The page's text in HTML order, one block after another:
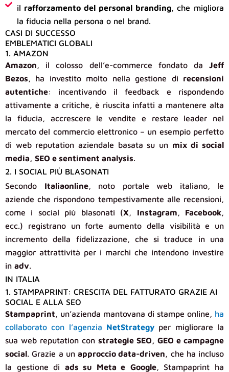
il rafforzamento del personal branding, che migliora
la fiducia nella persona o nel brand.
CASI DI SUCCESSO
EMBLEMATICI GLOBALI
1. AMAZON
Amazon, il colosso dell’e-commerce fondato da Jeff
Bezos, ha investito molto nella gestione di recensioni
autentiche: incentivando il feedback e rispondendo
attivamente a critiche, è riuscita infatti a mantenere alta
la fiducia, accrescere le vendite e restare leader nel
mercato del commercio elettronico – un esempio perfetto
di web reputation aziendale basata su un mix di social
media, SEO e sentiment analysis.
2. I SOCIAL PIÙ BLASONATI
Secondo Italiaonline, noto portale web italiano, le
aziende che rispondono tempestivamente alle recensioni,
come i social più blasonati (X, Instagram, Facebook,
ecc.) registrano un forte aumento della visibilità e un
incremento della fidelizzazione, che si traduce in una
maggior attrattività per i marchi che intendono investire
in adv.
IN ITALIA
1. STAMPAPRINT: CRESCITA DEL FATTURATO GRAZIE AI
SOCIAL E ALLA SEO
Stampaprint, un’azienda mantovana di stampe online, ha
collaborato con l’agenzia NetStrategy per migliorare la
sua web reputation con strategie SEO, GEO e campagne
social. Grazie a un approccio data-driven, che ha incluso
la gestione di ads su Meta e Google, Stampaprint ha